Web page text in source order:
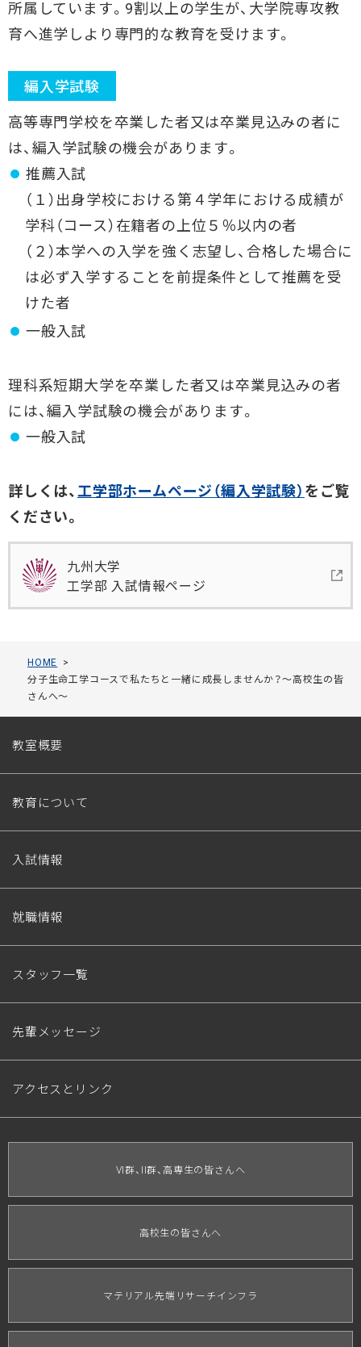
所属しています。9割以上の学生が、大学院専攻教
育へ進学しより専門的な教育を受けます。
編入学試験
高等専門学校を卒業した者又は卒業見込みの者に
は、編入学試験の機会があります。
推薦入試
（１）出身学校における第４学年における成績が
学科（コース）在籍者の上位５％以内の者
（２）本学への入学を強く志望し、合格した場合に
は必ず入学することを前提条件として推薦を受
けた者
一般入試
理科系短期大学を卒業した者又は卒業見込みの者
には、編入学試験の機会があります。
一般入試
詳しくは、工学部ホームページ（編入学試験）をご覧
ください。
九州大学
工学部 入試情報ページ
HOME
分子生命工学コースで私たちと一緒に成長しませんか？〜高校生の皆
さんへ〜
教室概要
教育について
入試情報
就職情報
スタッフ一覧
先輩メッセージ
アクセスとリンク
VI群、II群、高専生の皆さんへ
高校生の皆さんへ
マテリアル先端リサーチインフラ